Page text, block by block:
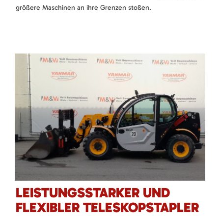
größere Maschinen an ihre Grenzen stoßen.
LEISTUNGSSTARKER UND
FLEXIBLER TELESKOPSTAPLER